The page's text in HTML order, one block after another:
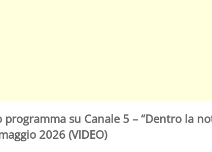
programma su Canale 5 – “Dentro la
2026 (VIDEO)